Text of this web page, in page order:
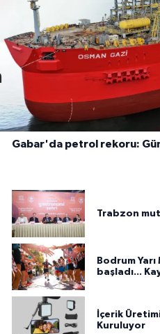
Gabar'da petrol rekoru:
Trabzon
Bodrum
başladı...
İçerik
Kuruluyor